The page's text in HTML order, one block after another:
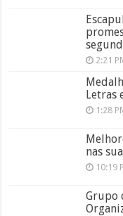
2:21
Letras
1:28
nas
10:19
Grupo